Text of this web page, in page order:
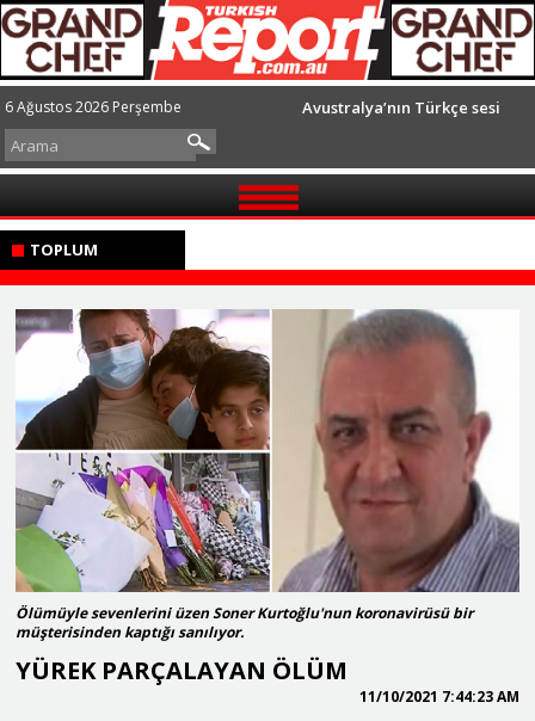
6 Ağustos 2026 Perşembe Avustralya’nın Türkçe sesi
TOPLUM
AVUSTRALYA
DÜNYA
SPOR
GÖRÜŞLER
İLETİŞİM
TOPLUM
Ölümüyle sevenlerini üzen Soner Kurtoğlu'nun koronavirüsü bir
müşterisinden kaptığı sanılıyor.
YÜREK PARÇALAYAN ÖLÜM
11/10/2021 7:44:23 AM